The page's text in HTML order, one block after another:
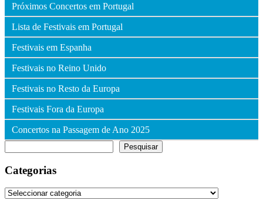
Próximos Concertos em Portugal
Lista de Festivais em Portugal
Festivais em Espanha
Festivais no Reino Unido
Festivais no Resto da Europa
Festivais Fora da Europa
Concertos na Passagem de Ano 2025
Pesquisar
Categorias
Categorias